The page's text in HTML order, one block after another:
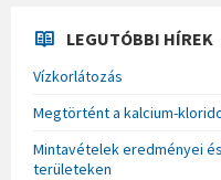
LEGUTÓBBI HÍREK
Vízkorlátozás
Megtörtént a kalcium-
Mintavételek eredményei
területeken